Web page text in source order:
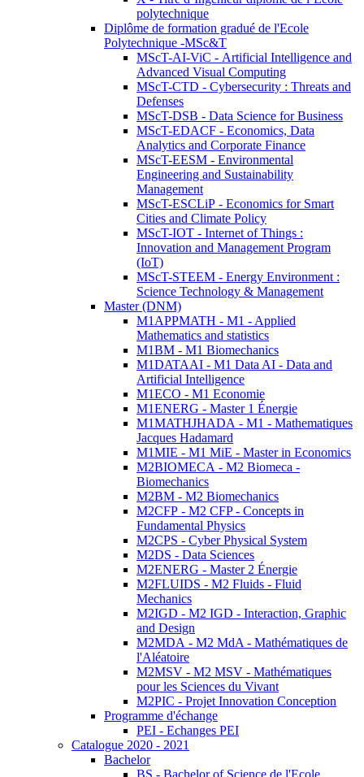
polytechnique
Diplôme de formation gradué de l'Ecole
Polytechnique -MSc&T
MScT-AI-ViC - Artificial Intelligence and
Advanced Visual Computing
MScT-CTD - Cybersecurity : Threats and
Defenses
MScT-DSB - Data Science for Business
MScT-EDACF - Economics, Data
Analytics and Corporate Finance
MScT-EESM - Environmental
Engineering and Sustainability
Management
MScT-ESCLiP - Economics for Smart
Cities and Climate Policy
MScT-IOT - Internet of Things :
Innovation and Management Program
(IoT)
MScT-STEEM - Energy Environment :
Science Technology & Management
Master (DNM)
M1APPMATH - M1 - Applied
Mathematics and statistics
M1BM - M1 Biomechanics
M1DATAAI - M1 Data AI - Data and
Artificial Intelligence
M1ECO - M1 Economie
M1ENERG - Master 1 Énergie
M1MATHJHADA - M1 - Mathematiques
Jacques Hadamard
M1MIE - M1 MiE - Master in Economics
M2BIOMECA - M2 Biomeca -
Biomechanics
M2BM - M2 Biomechanics
M2CFP - M2 CFP - Concepts in
Fundamental Physics
M2CPS - Cyber Physical System
M2DS - Data Sciences
M2ENERG - Master 2 Énergie
M2FLUIDS - M2 Fluids - Fluid
Mechanics
M2IGD - M2 IGD - Interaction, Graphic
and Design
M2MDA - M2 MdA - Mathématiques de
l'Aléatoire
M2MSV - M2 MSV - Mathématiques
pour les Sciences du Vivant
M2PIC - Projet Innovation Conception
Programme d'échange
PEI - Echanges PEI
Catalogue 2020 - 2021
Bachelor
BS - Bachelor of Science de l'Ecole